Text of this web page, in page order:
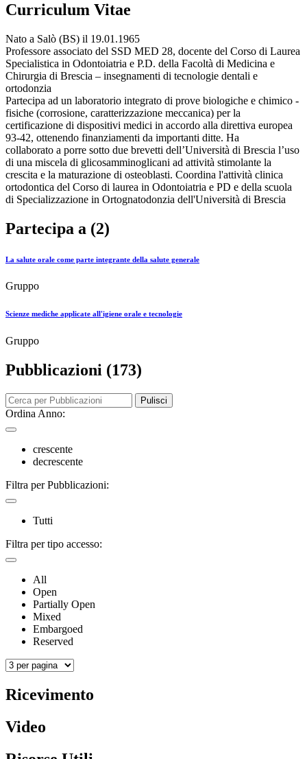
Curriculum Vitae
Nato a Salò (BS) il 19.01.1965
Professore associato del SSD MED 28, docente del Corso di Laurea
Specialistica in Odontoiatria e P.D. della Facoltà di Medicina e
Chirurgia di Brescia – insegnamenti di tecnologie dentali e
ortodonzia
Partecipa ad un laboratorio integrato di prove biologiche e chimico -
fisiche (corrosione, caratterizzazione meccanica) per la
certificazione di dispositivi medici in accordo alla direttiva europea
93-42, ottenendo finanziamenti da importanti ditte. Ha
collaborato a porre sotto due brevetti dell’Università di Brescia l’uso
di una miscela di glicosamminoglicani ad attività stimolante la
crescita e la maturazione di osteoblasti. Coordina l'attività clinica
ortodontica del Corso di laurea in Odontoiatria e PD e della scuola
di Specializzazione in Ortognatodonzia dell'Università di Brescia
Partecipa a (2)
La salute orale come parte integrante della salute generale
Gruppo
Scienze mediche applicate all'igiene orale e tecnologie
Gruppo
Pubblicazioni (173)
Pulisci
Ordina Anno:
crescente
decrescente
Filtra per Pubblicazioni:
Tutti
Filtra per tipo accesso:
All
Open
Partially Open
Mixed
Embargoed
Reserved
Ricevimento
Video